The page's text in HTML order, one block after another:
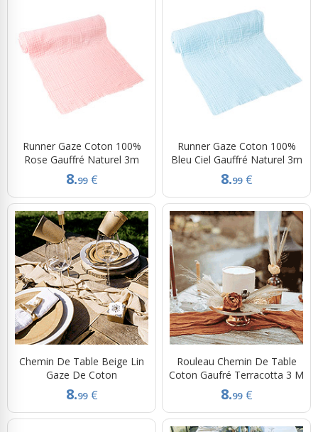
Runner Gaze Coton 100%
Rose Gauffré Naturel 3m
8.99 €
Runner Gaze Coton 100%
Bleu Ciel Gauffré Naturel 3m
8.99 €
Chemin De Table Beige Lin
Gaze De Coton
8.99 €
Rouleau Chemin De Table
Coton Gaufré Terracotta 3 M
8.99 €